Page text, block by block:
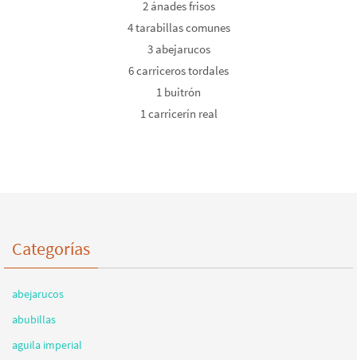
2 ánades frisos
4 tarabillas comunes
3 abejarucos
6 carriceros tordales
1 buitrón
1 carricerín real
Categorías
abejarucos
abubillas
aguila imperial